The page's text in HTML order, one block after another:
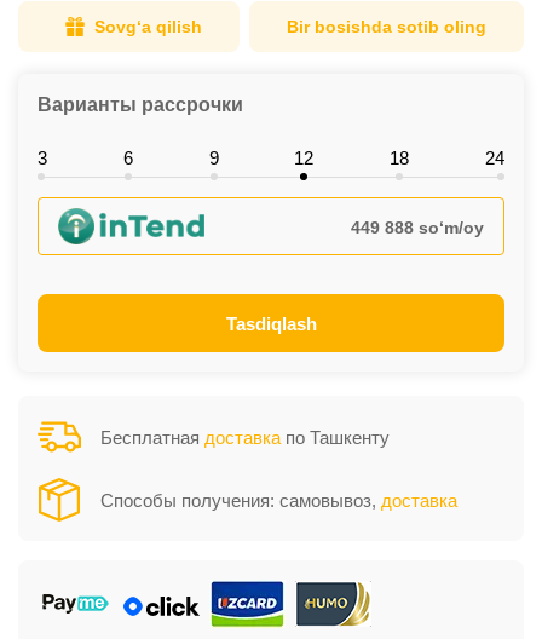
Sovg‘a qilish Bir bosishda sotib oling
Варианты рассрочки
3 6 9 12 18 24
449 888 so‘m/oy
Tasdiqlash
Бесплатная доставка по Ташкенту
Способы получения: самовывоз, доставка